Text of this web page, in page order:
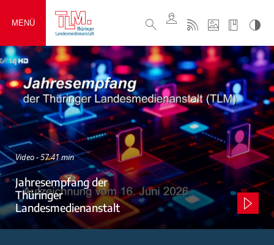
MENÜ
Video - 57:41 min
Jahresempfang der
Thüringer
Landesmedienanstalt